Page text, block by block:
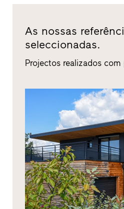
As nossas
seleccionadas.
Projectos realizados